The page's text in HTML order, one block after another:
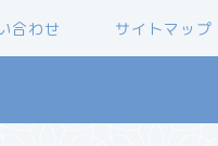
合わせ サイトマップ